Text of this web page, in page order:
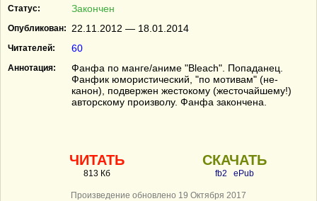
Статус: Закончен
Опубликован: 22.11.2012 — 18.01.2014
Читателей: 60
Аннотация:
Фанфа по манге/аниме "Bleach". Попаданец.
Фанфик юмористический, "по мотивам" (не-
канон), подвержен жестокому (жесточайшему!)
авторскому произволу. Фанфа закончена.
ЧИТАТЬ
813 Кб
СКАЧАТЬ
fb2 ePub
Произведение обновлено 19 Октября 2017